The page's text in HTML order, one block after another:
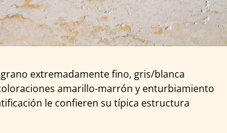
extremadamente fino, gris/blanca
amarillo-marrón y enturbiamiento
le confieren su típica estructura